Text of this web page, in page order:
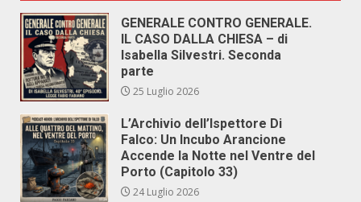
GENERALE CONTRO GENERALE.
IL CASO DALLA CHIESA – di
Isabella Silvestri. Seconda
parte
25 Luglio 2026
L’Archivio dell’Ispettore Di
Falco: Un Incubo Arancione
Accende la Notte nel Ventre del
Porto (Capitolo 33)
24 Luglio 2026